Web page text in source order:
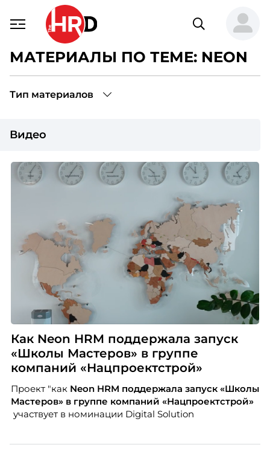
МАТЕРИАЛЫ ПО ТЕМЕ: NEON
Видео
Как Neon HRM поддержала запуск
«Школы Мастеров» в группе
компаний «Нацпроектстрой»
Проект "как Neon HRM поддержала запуск «Школы
Мастеров» в группе компаний «Нацпроектстрой»
участвует в номинации Digital Solution
Тип материалов